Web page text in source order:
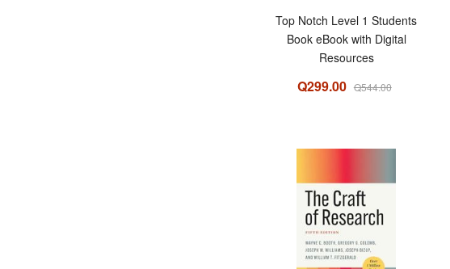
Top Notch Level 1 Students
Book eBook with Digital
Resources
Q299.00 Q544.00